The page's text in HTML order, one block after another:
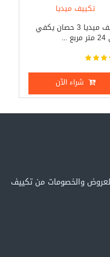
تكييف ميديا
تكييف ميديا 3 حصان يكفي
شراء الآن
والخصومات من تكييف